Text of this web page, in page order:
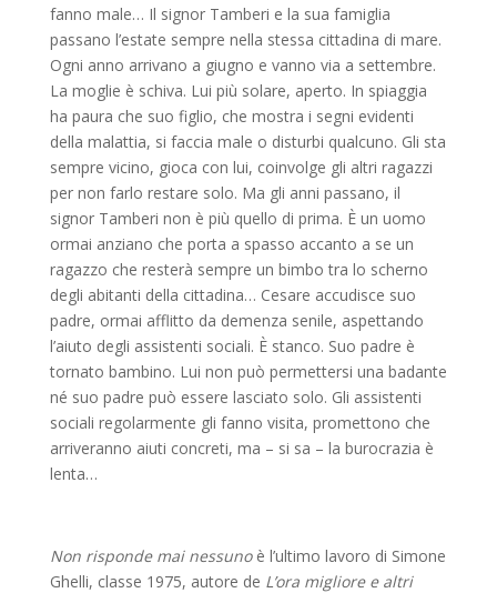
fanno male… Il signor Tamberi e la sua famiglia
passano l’estate sempre nella stessa cittadina di mare.
Ogni anno arrivano a giugno e vanno via a settembre.
La moglie è schiva. Lui più solare, aperto. In spiaggia
ha paura che suo figlio, che mostra i segni evidenti
della malattia, si faccia male o disturbi qualcuno. Gli sta
sempre vicino, gioca con lui, coinvolge gli altri ragazzi
per non farlo restare solo. Ma gli anni passano, il
signor Tamberi non è più quello di prima. È un uomo
ormai anziano che porta a spasso accanto a se un
ragazzo che resterà sempre un bimbo tra lo scherno
degli abitanti della cittadina… Cesare accudisce suo
padre, ormai afflitto da demenza senile, aspettando
l’aiuto degli assistenti sociali. È stanco. Suo padre è
tornato bambino. Lui non può permettersi una badante
né suo padre può essere lasciato solo. Gli assistenti
sociali regolarmente gli fanno visita, promettono che
arriveranno aiuti concreti, ma – si sa – la burocrazia è
lenta…
Non risponde mai nessunoè l’ultimo lavoro di Simone
Ghelli, classe 1975, autore de L’ora migliore e altri